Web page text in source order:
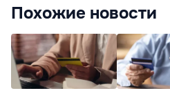
Похожие новости